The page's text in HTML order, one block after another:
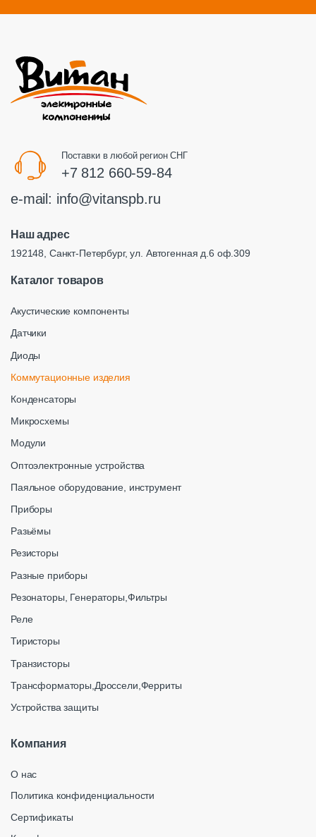
Поставки в любой регион СНГ
+7 812 660-59-84
e-mail: info@vitanspb.ru
Наш адрес
192148, Санкт-Петербург, ул. Автогенная д.6 оф.309
Каталог товаров
Акустические компоненты
Датчики
Диоды
Коммутационные изделия
Конденсаторы
Микросхемы
Модули
Оптоэлектронные устройства
Паяльное оборудование, инструмент
Приборы
Разьёмы
Резисторы
Разные приборы
Резонаторы, Генераторы,Фильтры
Реле
Тиристоры
Транзисторы
Трансформаторы,Дроссели,Ферриты
Устройства защиты
Компания
О нас
Политика конфиденциальности
Сертификаты